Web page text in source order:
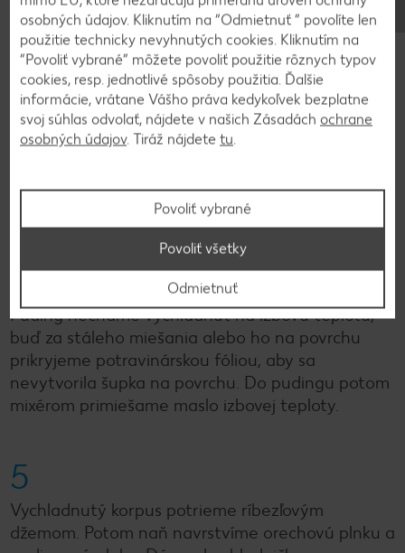
Orechy zmiešame s cukrom a rumom. Necháme
odstáť, kým chladne korpus.
3
V hrnci zohrejeme mlieko, cukor, Zlatý klas, kakao
teplote, až kým puding nezhustne a pri miešaní
nezačneme vidieť spodok hrnca.
4
Puding necháme vychladnúť na izbovú teplotu,
buď za stáleho miešania alebo ho na povrchu
prikryjeme potravinárskou fóliou, aby sa
nevytvorila šupka na povrchu. Do pudingu potom
mixérom primiešame maslo izbovej teploty.
5
Vychladnutý korpus potrieme ríbezľovým
džemom. Potom naň navrstvíme orechovú plnku a
osobných údajov. Kliknutím na “Odmietnuť ” povolíte len
použitie technicky nevyhnutých cookies. Kliknutím na
“Povoliť vybrané” môžete povoliť použitie rôznych typov
cookies, resp. jednotlivé spôsoby použitia. Ďalšie
informácie, vrátane Vášho práva kedykoľvek bezplatne
svoj súhlas odvolať, nájdete v našich Zásadách ochrane
osobných údajov. Tiráž nájdete tu.
Povoliť vybrané
Odmietnuť
Povoliť všetky